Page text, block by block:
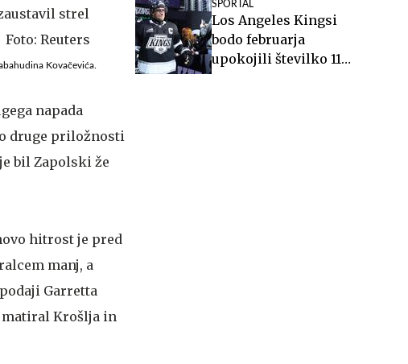
Kovačevića.
napada
druge priložnosti
bil Zapolski že
hitrost je pred
manj, a
Garretta
matiral Krošlja in
SPORTAL
Los Angeles Kingsi
bodo februarja
upokojili številko 11